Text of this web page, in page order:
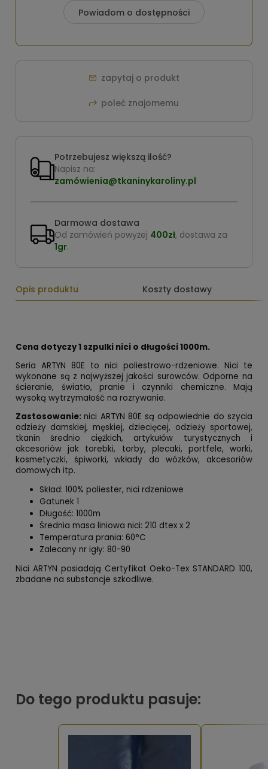
Powiadom o dostępności
zapytaj o produkt
poleć znajomemu
Potrzebujesz większą ilość?
Napisz na:
zamówienia@tkaninykaroliny.pl
Darmowa dostawa
Od zamówień powyżej 400zł, dostawa za
1gr.
Opis produktu Koszty dostawy
Cena dotyczy 1 szpulki nici o długości 1000m.
Seria ARTYN 80E to nici poliestrowo-rdzeniowe. Nici te
wykonane są z najwyższej jakości surowców. Odporne na
ścieranie, światło, pranie i czynniki chemiczne. Mają
wysoką wytrzymałość na rozrywanie.
Zastosowanie:nici ARTYN 80E są odpowiednie do szycia
odzieży damskiej, męskiej, dziecięcej, odzieży sportowej,
tkanin średnio ciężkich, artykułów turystycznych i
akcesoriów jak torebki, torby, plecaki, portfele, worki,
kosmetyczki, śpiworki, wkłady do wózków, akcesoriów
domowych itp.
Skład: 100% poliester, nici rdzeniowe
Gatunek 1
Długość: 1000m
Średnia masa liniowa nici: 210 dtex x 2
Temperatura prania: 60°C
Zalecany nr igły: 80-90
Nici ARTYN posiadają Certyfikat Oeko-Tex STANDARD 100,
zbadane na substancje szkodliwe.
Do tego produktu pasuje: